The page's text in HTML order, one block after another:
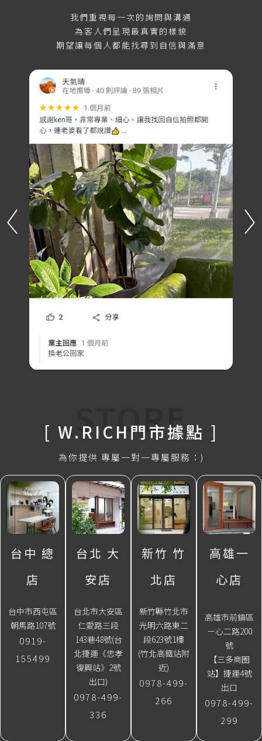
我們重視每一次的詢問與溝通
為客人們呈現最真實的樣貌
期望讓每個人都能找尋到自信與滿意
STORE
[ W.RICH門市據點 ]
為你提供 專屬一對一專屬服務：)
台中 總
店
台中市西屯區
朝馬路107號
0919-
155499
台北 大
安店
台北市大安區
仁愛路三段
143巷48號(台
北捷運《忠孝
復興站》2號
出口)
0978-499-
336
新竹 竹
北店
新竹縣竹北市
光明六路東二
段623號1樓
(竹北高鐵站附
近)
0978-499-
266
高雄一
心店
高雄市前鎮區
ㄧ心二路200
號
【三多商圈
站】捷運4號
出口
0978-499-
299